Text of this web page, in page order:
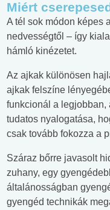
Miért
A tél sok módon képes
nedvességtől – így
hámló kinézetet.
Az ajkak különösen
ajkak felszíne
funkcionál a legjobban,
tudatos nyalogatása,
csak tovább fokozza a
Száraz bőrre javasolt
zuhany, egy
általánosságban
gyengéd technikák